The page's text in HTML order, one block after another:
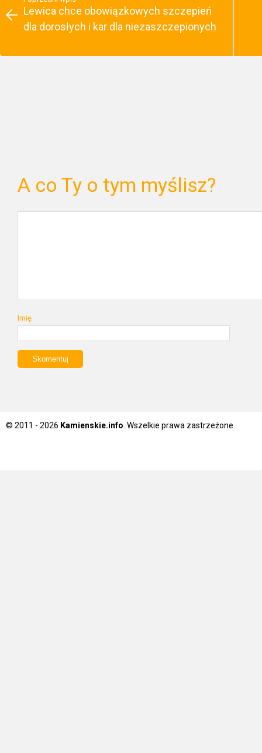
Lewica chce obowiązkowych szczepień
dla dorosłych i kar dla niezaszczepionych
A co Ty o tym myślisz?
Imię
© 2011 - 2026 Kamienskie.info . Wszelkie prawa zastrzeżone.